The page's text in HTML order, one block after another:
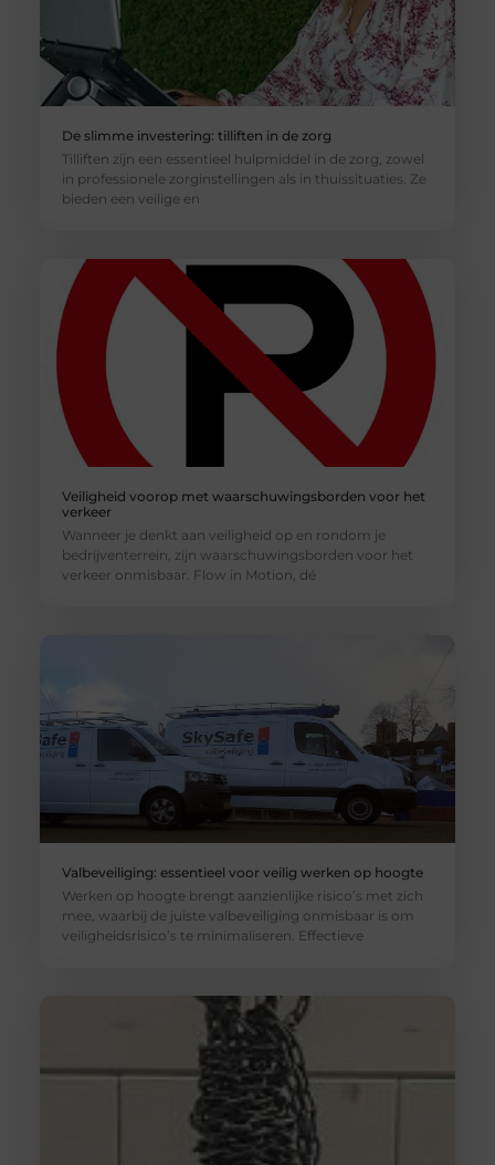
De slimme investering: tilliften in de zorg
Tilliften zijn een essentieel hulpmiddel in de zorg, zowel
in professionele zorginstellingen als in thuissituaties. Ze
bieden een veilige en
Veiligheid voorop met waarschuwingsborden voor het
verkeer
Wanneer je denkt aan veiligheid op en rondom je
bedrijventerrein, zijn waarschuwingsborden voor het
verkeer onmisbaar. Flow in Motion, dé
Valbeveiliging: essentieel voor veilig werken op hoogte
Werken op hoogte brengt aanzienlijke risico’s met zich
mee, waarbij de juiste valbeveiliging onmisbaar is om
veiligheidsrisico’s te minimaliseren. Effectieve